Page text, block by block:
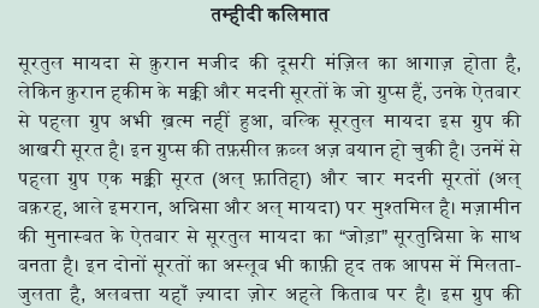
तम्हीदी कलिमात
सूरतुल मायदा से क़ुरान मजीद की दूसरी मंज़िल का आगाज़ होता है,
लेकिन क़ुरान हकीम के मक्की और मदनी सूरतों के जो ग्रुप्स हैं, उनके ऐतबार
से पहला ग्रुप अभी ख़त्म नहीं हुआ, बल्कि सूरतुल मायदा इस ग्रुप की
आखरी सूरत है। इन ग्रुप्स की तफ़सील क़ब्ल अज़ बयान हो चुकी है। उनमें से
पहला ग्रुप एक मक्की सूरत (अल् फ़ातिहा) और चार मदनी सूरतों (अल्
बक़रह, आले इमरान, अन्निसा और अल् मायदा) पर मुश्तमिल है। मज़ामीन
की मुनास्बत के ऐतबार से सूरतुल मायदा का “जोड़ा” सूरतुन्निसा के साथ
बनता है। इन दोनों सूरतों का अस्लूब भी काफ़ी हद तक आपस में मिलता-
जुलता है, अलबत्ता यहाँ ज़्यादा ज़ोर अहले किताब पर है। इस ग्रुप की